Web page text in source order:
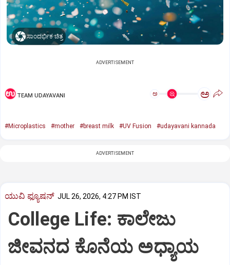
ಸಾಂದರ್ಭಿಕ ಚಿತ್ರ
ADVERTISEMENT
TEAM UDAYAVANI ಅ ಅ
#Microplastics #mother #breast milk #UV Fusion #udayavani kannada
ADVERTISEMENT
ಯುವಿ ಫ್ಯೂಷನ್ JUL 26, 2026, 4:27 PM IST
College Life: ಕಾಲೇಜು
ಜೀವನದ ಕೊನೆಯ ಅಧ್ಯಾಯ